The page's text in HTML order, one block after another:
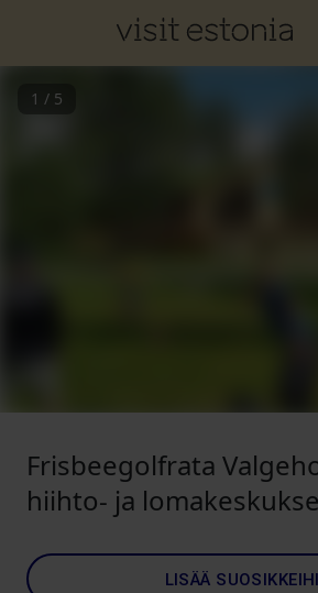
1 / 5
Frisbeegolfrata
hiihto- ja
LISÄÄ